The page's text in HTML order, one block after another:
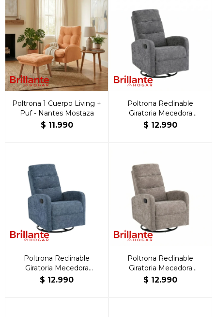
Poltrona 1 Cuerpo Living +
Puf - Nantes Mostaza
$ 11.990
Poltrona Reclinable
Giratoria Mecedora
Rocking Gris
$ 12.990
Poltrona Reclinable
Giratoria Mecedora
Rocking Azul
$ 12.990
Poltrona Reclinable
Giratoria Mecedora
Rocking Beige
$ 12.990